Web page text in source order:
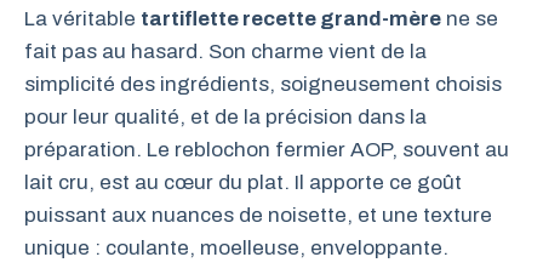
La véritable tartiflette recette grand-mère ne se
fait pas au hasard. Son charme vient de la
simplicité des ingrédients, soigneusement choisis
pour leur qualité, et de la précision dans la
préparation. Le reblochon fermier AOP, souvent au
lait cru, est au cœur du plat. Il apporte ce goût
puissant aux nuances de noisette, et une texture
unique : coulante, moelleuse, enveloppante.